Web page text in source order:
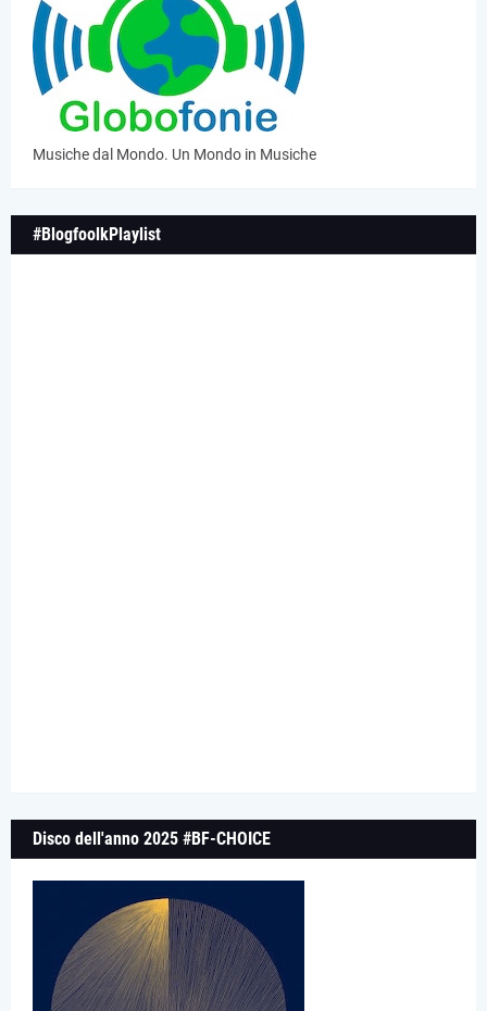
Musiche dal Mondo. Un Mondo in Musiche
#BlogfoolkPlaylist
Disco dell'anno 2025 #BF-CHOICE